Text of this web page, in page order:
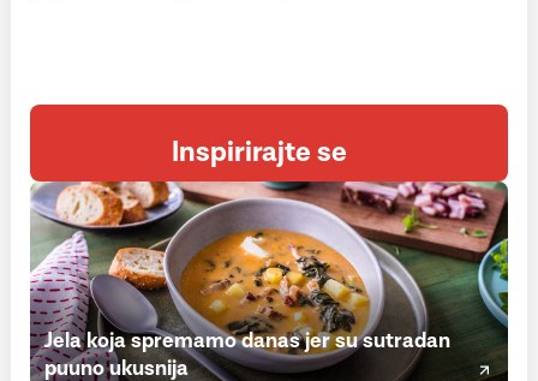
Inspirirajte se
Jela koja spremamo danas jer su sutradan
puuno ukusnija